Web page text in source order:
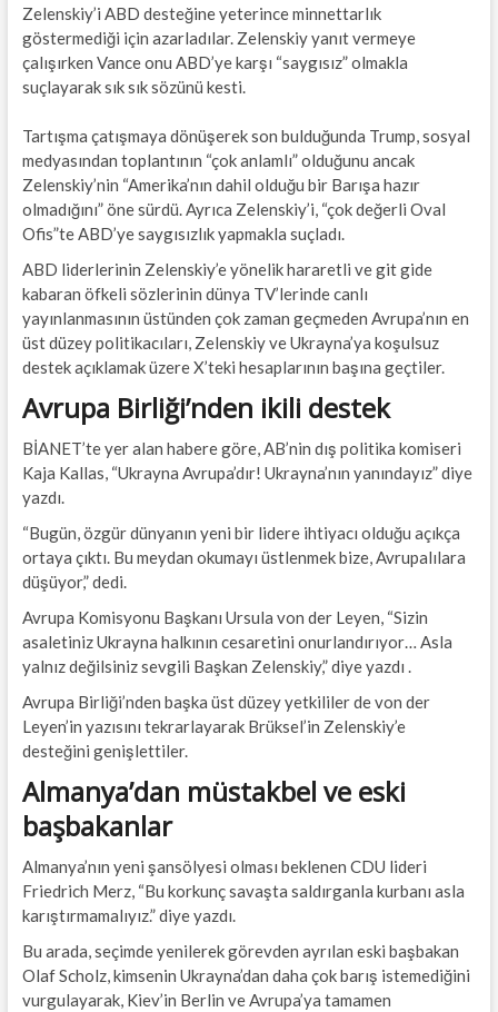
Zelenskiy’i ABD desteğine yeterince minnettarlık
göstermediği için azarladılar. Zelenskiy yanıt vermeye
çalışırken Vance onu ABD’ye karşı “saygısız” olmakla
suçlayarak sık sık sözünü kesti.
Tartışma çatışmaya dönüşerek son bulduğunda Trump, sosyal
medyasından toplantının “çok anlamlı” olduğunu ancak
Zelenskiy’nin “Amerika’nın dahil olduğu bir Barışa hazır
olmadığını” öne sürdü. Ayrıca Zelenskiy’i, “çok değerli Oval
Ofis”te ABD’ye saygısızlık yapmakla suçladı.
ABD liderlerinin Zelenskiy’e yönelik hararetli ve git gide
kabaran öfkeli sözlerinin dünya TV’lerinde canlı
yayınlanmasının üstünden çok zaman geçmeden Avrupa’nın en
üst düzey politikacıları, Zelenskiy ve Ukrayna’ya koşulsuz
destek açıklamak üzere X’teki hesaplarının başına geçtiler.
Avrupa Birliği’nden ikili destek
BİANET’te yer alan habere göre, AB’nin dış politika komiseri
Kaja Kallas, “Ukrayna Avrupa’dır! Ukrayna’nın yanındayız” diye
yazdı.
“Bugün, özgür dünyanın yeni bir lidere ihtiyacı olduğu açıkça
ortaya çıktı. Bu meydan okumayı üstlenmek bize, Avrupalılara
düşüyor,” dedi.
Avrupa Komisyonu Başkanı Ursula von der Leyen, “Sizin
asaletiniz Ukrayna halkının cesaretini onurlandırıyor… Asla
yalnız değilsiniz sevgili Başkan Zelenskiy,” diye yazdı .
Avrupa Birliği’nden başka üst düzey yetkililer de von der
Leyen’in yazısını tekrarlayarak Brüksel’in Zelenskiy’e
desteğini genişlettiler.
Almanya’dan müstakbel ve eski
başbakanlar
Almanya’nın yeni şansölyesi olması beklenen CDU lideri
Friedrich Merz, “Bu korkunç savaşta saldırganla kurbanı asla
karıştırmamalıyız.” diye yazdı.
Bu arada, seçimde yenilerek görevden ayrılan eski başbakan
Olaf Scholz, kimsenin Ukrayna’dan daha çok barış istemediğini
vurgulayarak, Kiev’in Berlin ve Avrupa’ya tamamen